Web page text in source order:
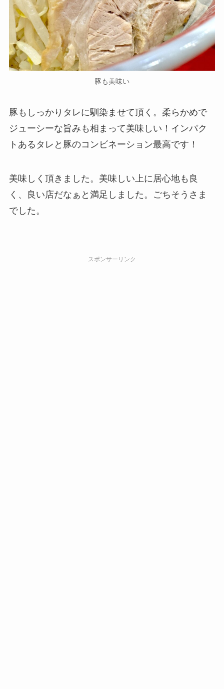
豚も美味い
豚もしっかりタレに馴染ませて頂く。柔らかめで
ジューシーな旨みも相まって美味しい！インパク
トあるタレと豚のコンビネーション最高です！
美味しく頂きました。美味しい上に居心地も良
く、良い店だなぁと満足しました。ごちそうさま
でした。
スポンサーリンク